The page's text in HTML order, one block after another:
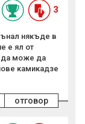
3
някъде в
е ял от
да може да
камикадзе
отговор